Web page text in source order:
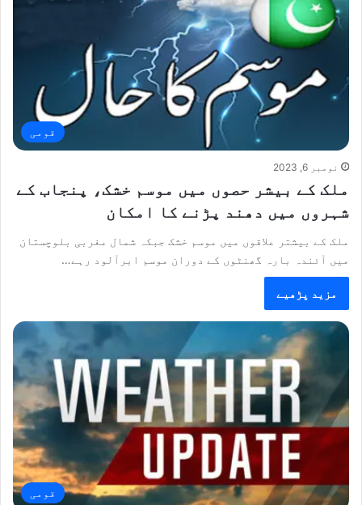
قومی
نومبر 6, 2023
ملک کے بیشر حصوں میں موسم خشک، پنجاب کے
شہروں میں دھند پڑنے کا امکان
ملک کے بیشتر علاقوں میں موسم خشک جبکہ شمال مغربی بلوچستان
میں آئندہ بارہ گھنٹوں کے دوران موسم ابرآلود رہے…
مزید پڑھیے
قومی